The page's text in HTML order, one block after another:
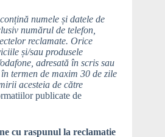
numele și datele de
numărul de telefon,
reclamate. Orice
și/sau produsele
adresată în scris sau
termen de maxim 30 de zile
acesteia de către
publicate de
cu raspunul la reclamatie